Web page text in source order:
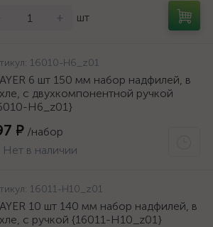
+ шт
16010-H6_z01
6 шт 150 мм набор надфилей, в
с двухкомпонентной ручкой
H6_z01}
₽ /набор
Нет в наличии
16011-H10_z01
10 шт 140 мм набор надфилей, в
с ручкой {16011-H10_z01}